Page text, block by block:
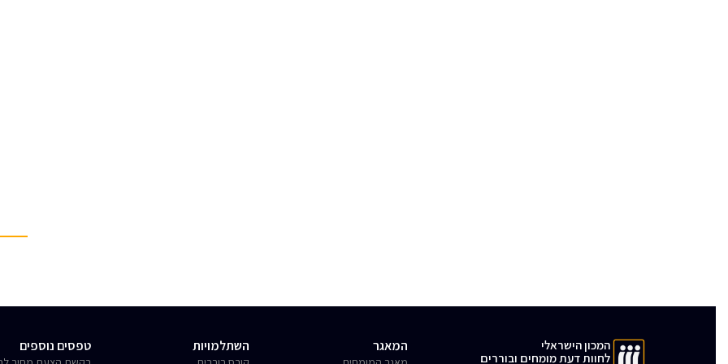
המכון הישראלי
לחוות דעת מומחים ובוררים
המאגר השתלמויות טפסים נוספים